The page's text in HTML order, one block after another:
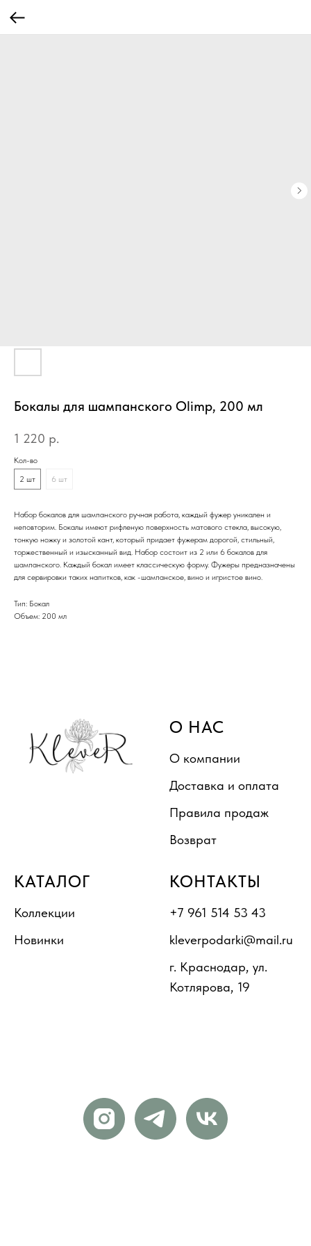
Бокалы для шампанского Olimp, 200 мл
1 220 р.
Кол-во
2 шт
6 шт
Набор бокалов для шампанского ручная работа, каждый фужер уникален и
неповторим. Бокалы имеют рифленую поверхность матового стекла, высокую,
тонкую ножку и золотой кант, который придает фужерам дорогой, стильный,
торжественный и изысканный вид. Набор состоит из 2 или 6 бокалов для
шампанского. Каждый бокал имеет классическую форму. Фужеры предназначены
для сервировки таких напитков, как -шампанское, вино и игристое вино.
Тип: Бокал
Объем: 200 мл
О НАС
О компании
Доставка и оплата
Правила продаж
Возврат
КАТАЛОГ
Коллекции
Новинки
КОНТАКТЫ
+7 961 514 53 43
kleverpodarki@mail.ru
г. Краснодар, ул.
Котлярова, 19